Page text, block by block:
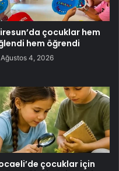
çocuklar hem
hem öğrendi
Ağustos 4, 2026
çocuklar için